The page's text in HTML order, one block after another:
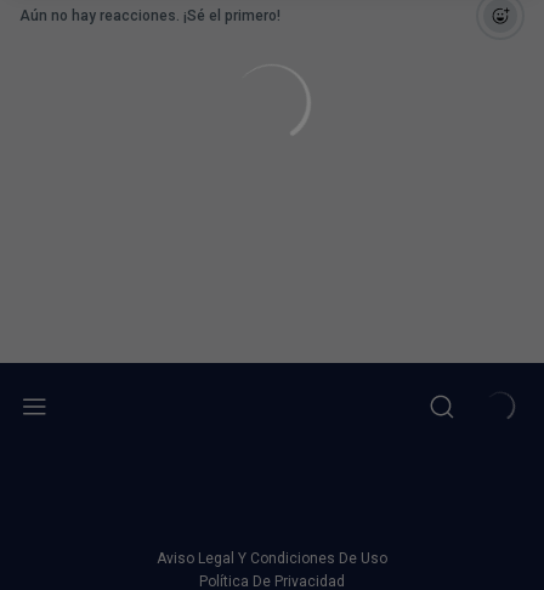
Aún no hay reacciones. ¡Sé el primero!
Aviso Legal Y Condiciones De Uso
Política De Privacidad